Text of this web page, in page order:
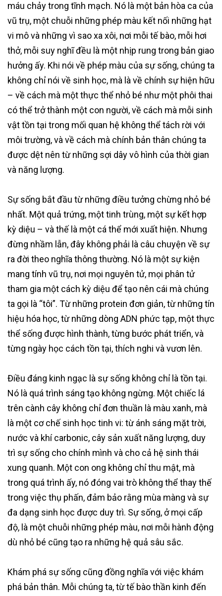
máu chảy trong tĩnh mạch. Nó là một bản hòa ca của
vũ trụ, một chuỗi những phép màu kết nối những hạt
vi mô và những vì sao xa xôi, nơi mỗi tế bào, mỗi hơi
thở, mỗi suy nghĩ đều là một nhịp rung trong bản giao
hưởng ấy. Khi nói về phép màu của sự sống, chúng ta
không chỉ nói về sinh học, mà là về chính sự hiện hữu
– về cách mà một thực thể nhỏ bé như một phôi thai
có thể trở thành một con người, về cách mà mỗi sinh
vật tồn tại trong mối quan hệ không thể tách rời với
môi trường, và về cách mà chính bản thân chúng ta
được dệt nên từ những sợi dây vô hình của thời gian
và năng lượng.
Sự sống bắt đầu từ những điều tưởng chừng nhỏ bé
nhất. Một quả trứng, một tinh trùng, một sự kết hợp
kỳ diệu – và thế là một cá thể mới xuất hiện. Nhưng
đừng nhầm lẫn, đây không phải là câu chuyện về sự
ra đời theo nghĩa thông thường. Nó là một sự kiện
mang tính vũ trụ, nơi mọi nguyên tử, mọi phân tử
tham gia một cách kỳ diệu để tạo nên cái mà chúng
ta gọi là “tôi”. Từ những protein đơn giản, từ những tín
hiệu hóa học, từ những dòng ADN phức tạp, một thực
thể sống được hình thành, từng bước phát triển, và
từng ngày học cách tồn tại, thích nghi và vươn lên.
Điều đáng kinh ngạc là sự sống không chỉ là tồn tại.
Nó là quá trình sáng tạo không ngừng. Một chiếc lá
trên cành cây không chỉ đơn thuần là màu xanh, mà
là một cơ chế sinh học tinh vi: từ ánh sáng mặt trời,
nước và khí carbonic, cây sản xuất năng lượng, duy
trì sự sống cho chính mình và cho cả hệ sinh thái
xung quanh. Một con ong không chỉ thu mật, mà
trong quá trình ấy, nó đóng vai trò không thể thay thế
trong việc thụ phấn, đảm bảo rằng mùa màng và sự
đa dạng sinh học được duy trì. Sự sống, ở mọi cấp
độ, là một chuỗi những phép màu, nơi mỗi hành động
dù nhỏ bé cũng tạo ra những hệ quả sâu sắc.
Khám phá sự sống cũng đồng nghĩa với việc khám
phá bản thân. Mỗi chúng ta, từ tế bào thần kinh đến